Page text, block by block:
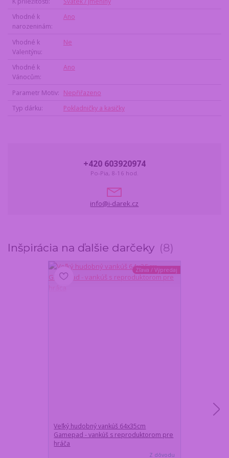
Vhodné k
narozeninám
Ano
Vhodné k
Valentýnu
Ne
Vhodné k
Vánocům
Ano
Parametr Motiv
Nepřiřazeno
Typ dárku
Pokladničky a kasičky
+420 603920974
Po-Pia, 8-16 hod.
info@i-darek.cz
Inšpirácia na ďalšie darčeky 8
Zľava / Výpredaj
Veľký hudobný vankúš 64x35cm
Gamepad - vankúš s reproduktorom pre
hráča
Z dôvodu